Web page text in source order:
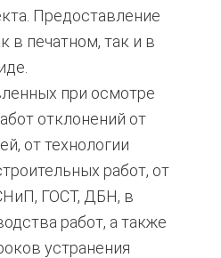
Предоставление
в печатном, так и в
при осмотре
отклонений от
от технологии
работ, от
ГОСТ, ДБН, в
работ, а также
устранения